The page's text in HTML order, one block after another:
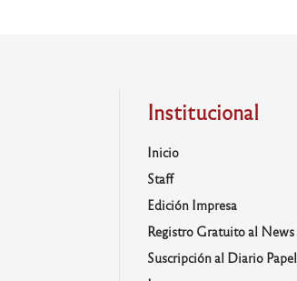
Institucional
Inicio
Staff
Edición Impresa
Registro Gratuito al News
Suscripción al Diario Papel